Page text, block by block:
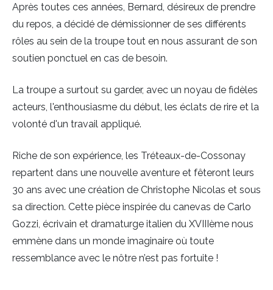
Après toutes ces années, Bernard, désireux de prendre
du repos, a décidé de démissionner de ses différents
rôles au sein de la troupe tout en nous assurant de son
soutien ponctuel en cas de besoin.
La troupe a surtout su garder, avec un noyau de fidèles
acteurs, l'enthousiasme du début, les éclats de rire et la
volonté d'un travail appliqué.
Riche de son expérience, les Tréteaux-de-Cossonay
repartent dans une nouvelle aventure et fêteront leurs
30 ans avec une création de Christophe Nicolas et sous
sa direction. Cette pièce inspirée du canevas de Carlo
Gozzi, écrivain et dramaturge italien du XVIIIème nous
emmène dans un monde imaginaire où toute
ressemblance avec le nôtre n’est pas fortuite !